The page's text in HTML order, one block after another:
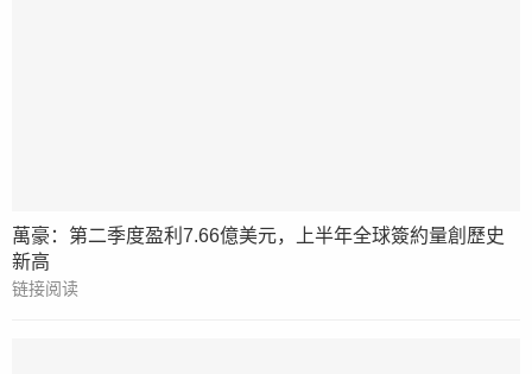
萬豪：第二季度盈利7.66億美元，上半年全球簽約量創歷史
新高
链接阅读